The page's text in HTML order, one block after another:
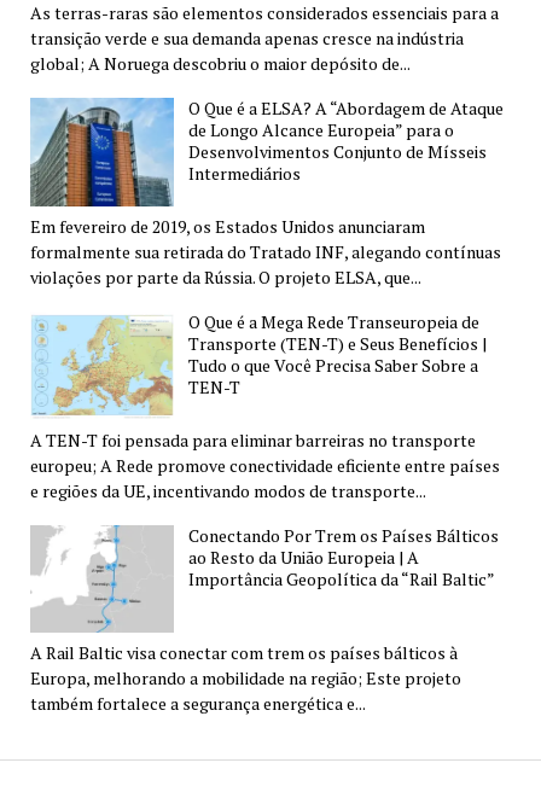
As terras-raras são elementos considerados essenciais para a
transição verde e sua demanda apenas cresce na indústria
global; A Noruega descobriu o maior depósito de...
O Que é a ELSA? A “Abordagem de Ataque
de Longo Alcance Europeia” para o
Desenvolvimentos Conjunto de Mísseis
Intermediários
Em fevereiro de 2019, os Estados Unidos anunciaram
formalmente sua retirada do Tratado INF, alegando contínuas
violações por parte da Rússia. O projeto ELSA, que...
O Que é a Mega Rede Transeuropeia de
Transporte (TEN-T) e Seus Benefícios |
Tudo o que Você Precisa Saber Sobre a
TEN-T
A TEN-T foi pensada para eliminar barreiras no transporte
europeu; A Rede promove conectividade eficiente entre países
e regiões da UE, incentivando modos de transporte...
Conectando Por Trem os Países Bálticos
ao Resto da União Europeia | A
Importância Geopolítica da “Rail Baltic”
A Rail Baltic visa conectar com trem os países bálticos à
Europa, melhorando a mobilidade na região; Este projeto
também fortalece a segurança energética e...